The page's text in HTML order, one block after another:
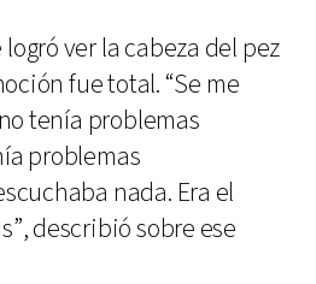
ver la cabeza del pez
fue total. “Se me
tenía problemas
problemas
nada. Era el
describió sobre ese